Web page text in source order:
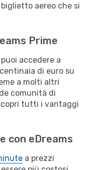
aereo che si
Prime
accedere a
di euro su
a molti altri
comunità di
tutti i vantaggi
con eDreams
a prezzi